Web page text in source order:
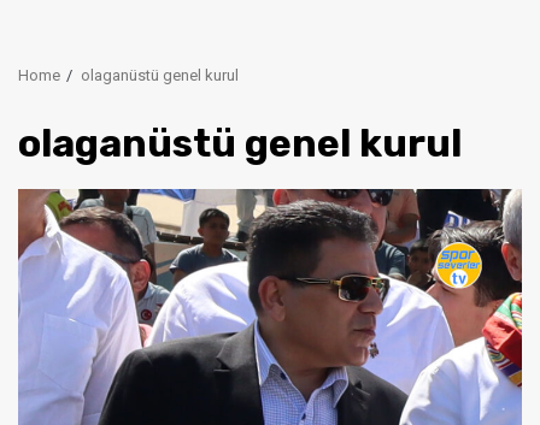
Home olaganüstü genel kurul
olaganüstü genel kurul